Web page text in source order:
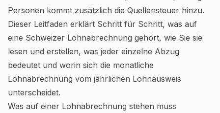
Personen kommt zusätzlich die Quellensteuer hinzu.
Dieser Leitfaden erklärt Schritt für Schritt, was auf
eine Schweizer Lohnabrechnung gehört, wie Sie sie
lesen und erstellen, was jeder einzelne Abzug
bedeutet und worin sich die monatliche
Lohnabrechnung vom jährlichen Lohnausweis
unterscheidet.
Was auf einer Lohnabrechnung stehen muss